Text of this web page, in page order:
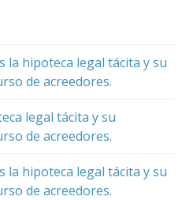
la hipoteca legal tácita y su
de acreedores.
legal tácita y su
de acreedores.
la hipoteca legal tácita y su
de acreedores.